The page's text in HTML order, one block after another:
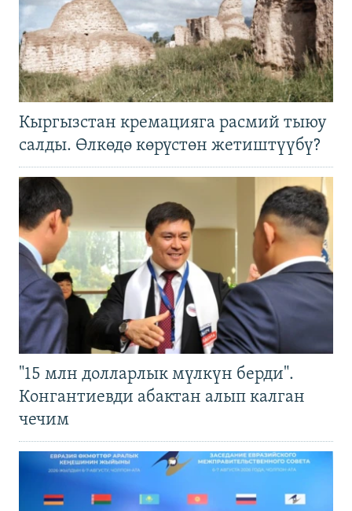
Кыргызстан кремацияга расмий тыюу
салды. Өлкөдө көрүстөн жетиштүүбү?
"15 млн долларлык мүлкүн берди".
Конгантиевди абактан алып калган
чечим